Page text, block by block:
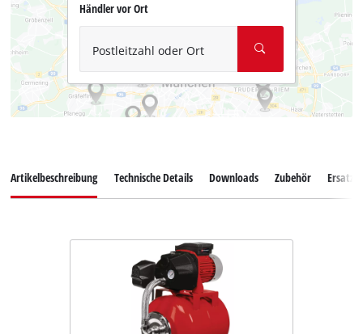
Händler vor Ort
Postleitzahl oder Ort
Artikelbeschreibung Technische Details Downloads Zubehör